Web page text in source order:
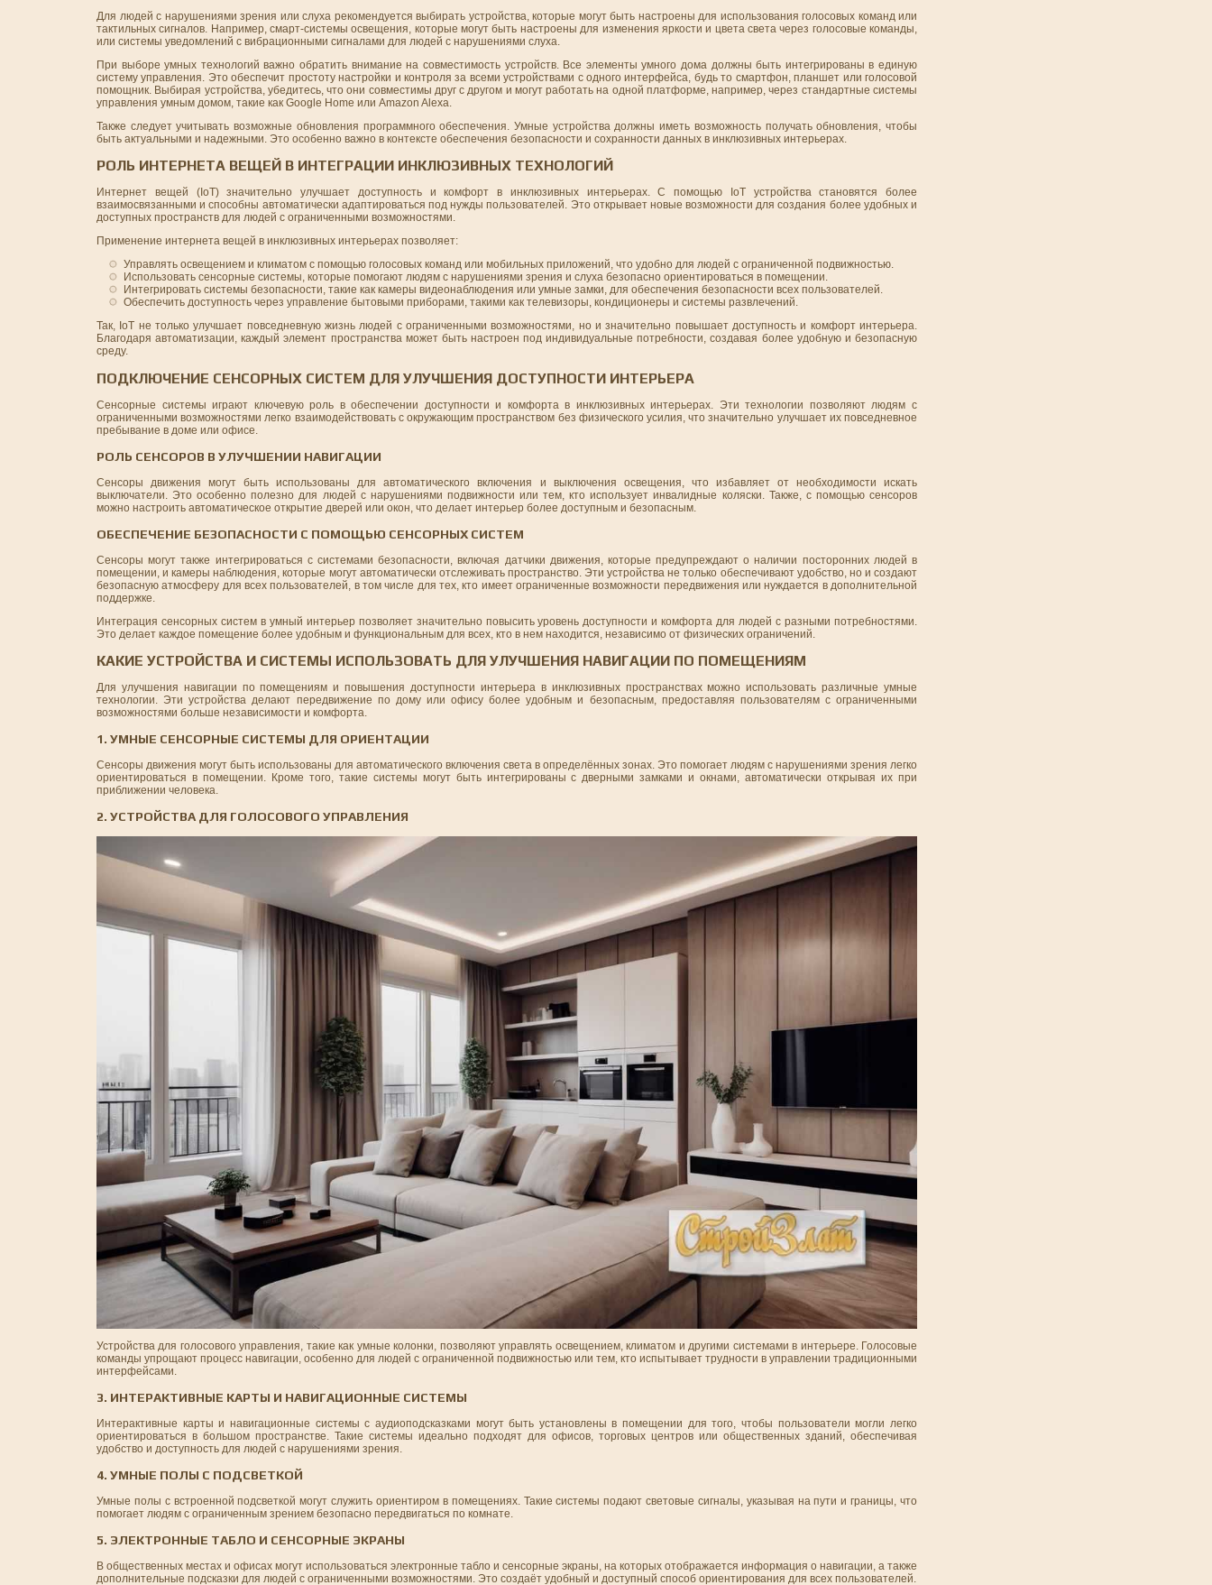
Для людей с нарушениями зрения или слуха рекомендуется выбирать устройства, которые могут быть настроены для использования голосовых команд или
тактильных сигналов. Например, смарт-системы освещения, которые могут быть настроены для изменения яркости и цвета света через голосовые команды,
или системы уведомлений с вибрационными сигналами для людей с нарушениями слуха.
При выборе умных технологий важно обратить внимание на совместимость устройств. Все элементы умного дома должны быть интегрированы в единую
систему управления. Это обеспечит простоту настройки и контроля за всеми устройствами с одного интерфейса, будь то смартфон, планшет или голосовой
помощник. Выбирая устройства, убедитесь, что они совместимы друг с другом и могут работать на одной платформе, например, через стандартные системы
управления умным домом, такие как Google Home или Amazon Alexa.
Также следует учитывать возможные обновления программного обеспечения. Умные устройства должны иметь возможность получать обновления, чтобы
быть актуальными и надежными. Это особенно важно в контексте обеспечения безопасности и сохранности данных в инклюзивных интерьерах.
РОЛЬ ИНТЕРНЕТА ВЕЩЕЙ В ИНТЕГРАЦИИ ИНКЛЮЗИВНЫХ ТЕХНОЛОГИЙ
Интернет вещей (IoT) значительно улучшает доступность и комфорт в инклюзивных интерьерах. С помощью IoT устройства становятся более
взаимосвязанными и способны автоматически адаптироваться под нужды пользователей. Это открывает новые возможности для создания более удобных и
доступных пространств для людей с ограниченными возможностями.
Применение интернета вещей в инклюзивных интерьерах позволяет:
Управлять освещением и климатом с помощью голосовых команд или мобильных приложений, что удобно для людей с ограниченной подвижностью.
Использовать сенсорные системы, которые помогают людям с нарушениями зрения и слуха безопасно ориентироваться в помещении.
Интегрировать системы безопасности, такие как камеры видеонаблюдения или умные замки, для обеспечения безопасности всех пользователей.
Обеспечить доступность через управление бытовыми приборами, такими как телевизоры, кондиционеры и системы развлечений.
Так, IoT не только улучшает повседневную жизнь людей с ограниченными возможностями, но и значительно повышает доступность и комфорт интерьера.
Благодаря автоматизации, каждый элемент пространства может быть настроен под индивидуальные потребности, создавая более удобную и безопасную
среду.
ПОДКЛЮЧЕНИЕ СЕНСОРНЫХ СИСТЕМ ДЛЯ УЛУЧШЕНИЯ ДОСТУПНОСТИ ИНТЕРЬЕРА
Сенсорные системы играют ключевую роль в обеспечении доступности и комфорта в инклюзивных интерьерах. Эти технологии позволяют людям с
ограниченными возможностями легко взаимодействовать с окружающим пространством без физического усилия, что значительно улучшает их повседневное
пребывание в доме или офисе.
РОЛЬ СЕНСОРОВ В УЛУЧШЕНИИ НАВИГАЦИИ
Сенсоры движения могут быть использованы для автоматического включения и выключения освещения, что избавляет от необходимости искать
выключатели. Это особенно полезно для людей с нарушениями подвижности или тем, кто использует инвалидные коляски. Также, с помощью сенсоров
можно настроить автоматическое открытие дверей или окон, что делает интерьер более доступным и безопасным.
ОБЕСПЕЧЕНИЕ БЕЗОПАСНОСТИ С ПОМОЩЬЮ СЕНСОРНЫХ СИСТЕМ
Сенсоры могут также интегрироваться с системами безопасности, включая датчики движения, которые предупреждают о наличии посторонних людей в
помещении, и камеры наблюдения, которые могут автоматически отслеживать пространство. Эти устройства не только обеспечивают удобство, но и создают
безопасную атмосферу для всех пользователей, в том числе для тех, кто имеет ограниченные возможности передвижения или нуждается в дополнительной
поддержке.
Интеграция сенсорных систем в умный интерьер позволяет значительно повысить уровень доступности и комфорта для людей с разными потребностями.
Это делает каждое помещение более удобным и функциональным для всех, кто в нем находится, независимо от физических ограничений.
КАКИЕ УСТРОЙСТВА И СИСТЕМЫ ИСПОЛЬЗОВАТЬ ДЛЯ УЛУЧШЕНИЯ НАВИГАЦИИ ПО ПОМЕЩЕНИЯМ
Для улучшения навигации по помещениям и повышения доступности интерьера в инклюзивных пространствах можно использовать различные умные
технологии. Эти устройства делают передвижение по дому или офису более удобным и безопасным, предоставляя пользователям с ограниченными
возможностями больше независимости и комфорта.
1. УМНЫЕ СЕНСОРНЫЕ СИСТЕМЫ ДЛЯ ОРИЕНТАЦИИ
Сенсоры движения могут быть использованы для автоматического включения света в определённых зонах. Это помогает людям с нарушениями зрения легко
ориентироваться в помещении. Кроме того, такие системы могут быть интегрированы с дверными замками и окнами, автоматически открывая их при
приближении человека.
2. УСТРОЙСТВА ДЛЯ ГОЛОСОВОГО УПРАВЛЕНИЯ
Устройства для голосового управления, такие как умные колонки, позволяют управлять освещением, климатом и другими системами в интерьере. Голосовые
команды упрощают процесс навигации, особенно для людей с ограниченной подвижностью или тем, кто испытывает трудности в управлении традиционными
интерфейсами.
3. ИНТЕРАКТИВНЫЕ КАРТЫ И НАВИГАЦИОННЫЕ СИСТЕМЫ
Интерактивные карты и навигационные системы с аудиоподсказками могут быть установлены в помещении для того, чтобы пользователи могли легко
ориентироваться в большом пространстве. Такие системы идеально подходят для офисов, торговых центров или общественных зданий, обеспечивая
удобство и доступность для людей с нарушениями зрения.
4. УМНЫЕ ПОЛЫ С ПОДСВЕТКОЙ
Умные полы с встроенной подсветкой могут служить ориентиром в помещениях. Такие системы подают световые сигналы, указывая на пути и границы, что
помогает людям с ограниченным зрением безопасно передвигаться по комнате.
5. ЭЛЕКТРОННЫЕ ТАБЛО И СЕНСОРНЫЕ ЭКРАНЫ
В общественных местах и офисах могут использоваться электронные табло и сенсорные экраны, на которых отображается информация о навигации, а также
дополнительные подсказки для людей с ограниченными возможностями. Это создаёт удобный и доступный способ ориентирования для всех пользователей.